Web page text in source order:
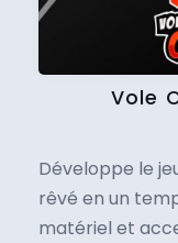
Vole
Développe le
rêvé en un
matériel et